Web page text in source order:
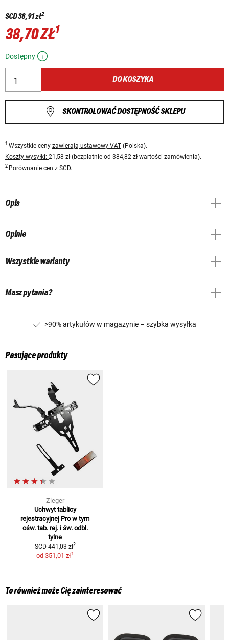
SCD38,91 zł2
38,70 ZŁ1
Dostępny
DO KOSZYKA
SKONTROLOWAĆ DOSTĘPNOŚĆ SKLEPU
1 Wszystkie ceny zawierają ustawowy VAT (Polska).
Koszty wysyłki: 21,58 zł (bezpłatnie od 384,82 zł wartości zamówienia).
2 Porównanie cen z SCD.
Opis
Opinie
Wszystkie warianty
Masz pytania?
>90% artykułów w magazynie – szybka wysyłka
Pasujące produkty
Zieger
Uchwyt tablicy
rejestracyjnej Pro w tym
ośw. tab. rej. i św. odbl.
tylne
SCD 441,03 zł2
od 351,01 zł1
To również może Cię zainteresować